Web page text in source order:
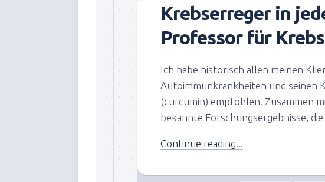
Krebserreger in
Professor für
Ich habe historisch allen meinen
Autoimmunkrankheiten und seinen
(curcumin) empfohlen. Zusammen
bekannte Forschungsergebnisse, die
Continue reading...